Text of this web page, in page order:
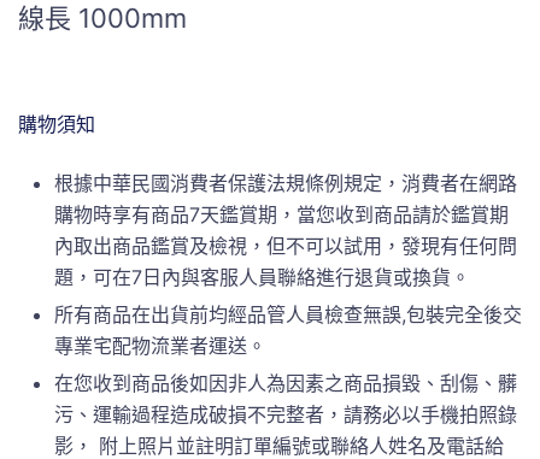
線長 1000mm
購物須知
根據中華民國消費者保護法規條例規定，消費者在網路
購物時享有商品7天鑑賞期，當您收到商品請於鑑賞期
內取出商品鑑賞及檢視，但不可以試用，發現有任何問
題，可在7日內與客服人員聯絡進行退貨或換貨。
所有商品在出貨前均經品管人員檢查無誤,包裝完全後交
專業宅配物流業者運送。
在您收到商品後如因非人為因素之商品損毀、刮傷、髒
污、運輸過程造成破損不完整者，請務必以手機拍照錄
影， 附上照片並註明訂單編號或聯絡人姓名及電話給